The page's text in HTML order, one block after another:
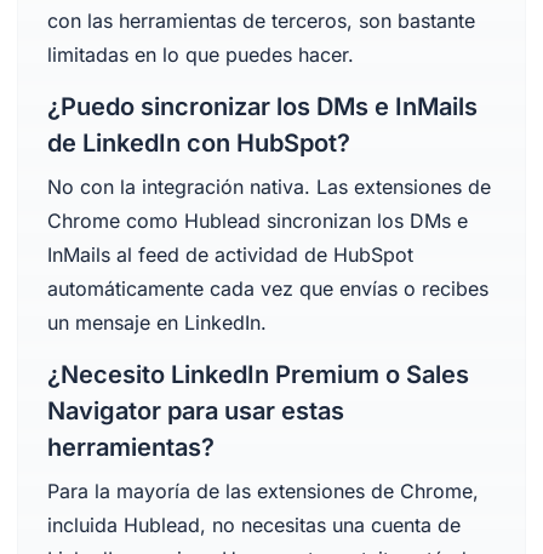
con las herramientas de terceros, son bastante
limitadas en lo que puedes hacer.
¿Puedo sincronizar los DMs e InMails
de LinkedIn con HubSpot?
No con la integración nativa. Las extensiones de
Chrome como Hublead sincronizan los DMs e
InMails al feed de actividad de HubSpot
automáticamente cada vez que envías o recibes
un mensaje en LinkedIn.
¿Necesito LinkedIn Premium o Sales
Navigator para usar estas
herramientas?
Para la mayoría de las extensiones de Chrome,
incluida Hublead, no necesitas una cuenta de